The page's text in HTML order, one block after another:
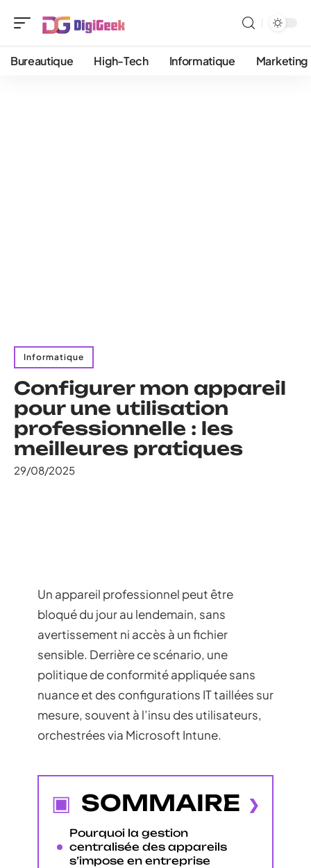
Bureautique High-Tech Informatique Marketing
Informatique
Configurer mon appareil
pour une utilisation
professionnelle : les
meilleures pratiques
29/08/2025
Un appareil professionnel peut être
bloqué du jour au lendemain, sans
avertissement ni accès à un fichier
sensible. Derrière ce scénario, une
politique de conformité appliquée sans
nuance et des configurations IT taillées sur
mesure, souvent à l’insu des utilisateurs,
orchestrées via Microsoft Intune.
SOMMAIRE
Pourquoi la gestion
centralisée des appareils
s’impose en entreprise